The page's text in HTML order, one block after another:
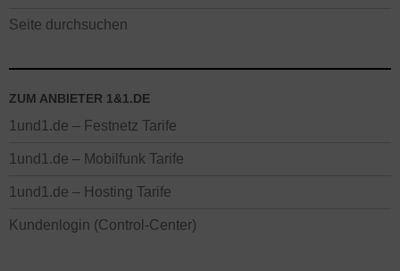
Seite durchsuchen
ZUM ANBIETER 1&1.DE
1und1.de – Festnetz Tarife
1und1.de – Mobilfunk Tarife
1und1.de – Hosting Tarife
Kundenlogin (Control-Center)